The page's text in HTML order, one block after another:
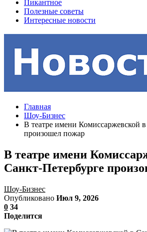
Пикантное
Полезные советы
Интересные новости
Главная
Шоу-Бизнес
В театре имени Комиссаржевской
произошел пожар
В театре имени
Санкт-Петербурге
Шоу-Бизнес
Опубликовано Июл 9, 2026
0 34
Поделится